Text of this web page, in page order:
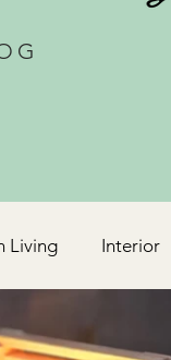
Living Interior
& Kindergeburtstag